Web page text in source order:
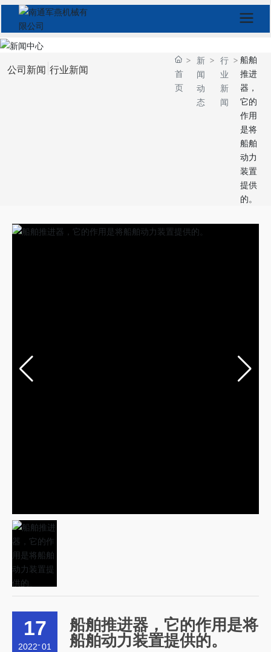
公司新闻 行业新闻
首
页
新
闻
动
态
行
业
新
闻
船舶
推进
器，
它的
作用
是将
船舶
动力
装置
提供
的。
17
2022-01
船舶推进器，它的作用是将
船舶动力装置提供的。